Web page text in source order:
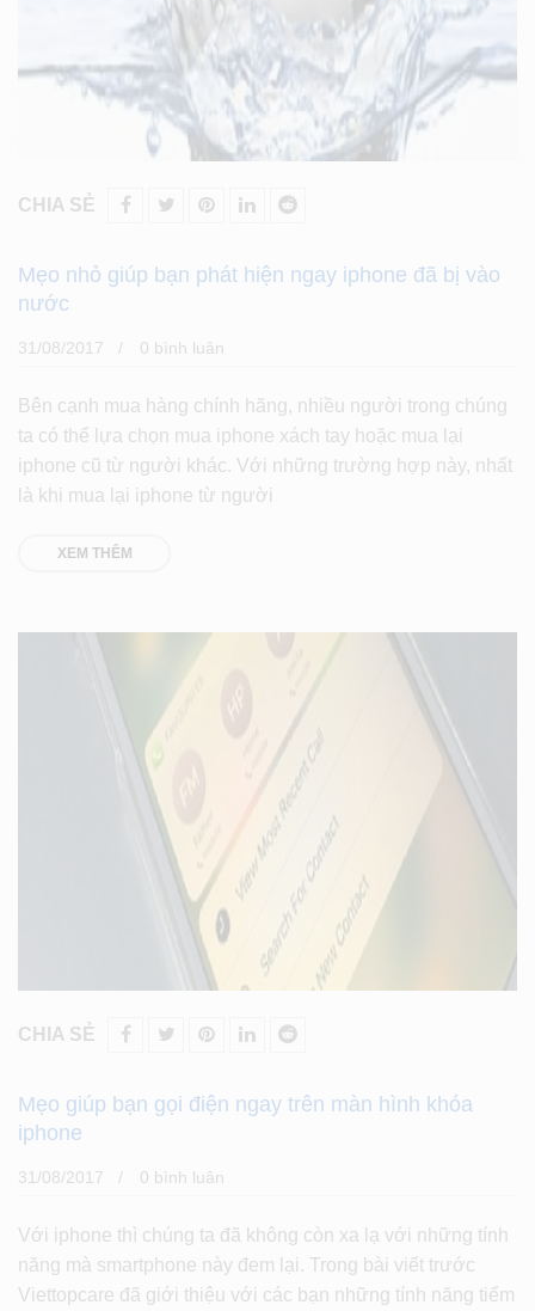
CHIA SẺ
Mẹo nhỏ giúp bạn phát hiện ngay iphone đã bị vào
nước
31/08/2017 0 bình luân
Bên cạnh mua hàng chính hãng, nhiều người trong chúng
ta có thể lựa chọn mua iphone xách tay hoặc mua lại
iphone cũ từ người khác. Với những trường hợp này, nhất
là khi mua lại iphone từ người
XEM THÊM
CHIA SẺ
Mẹo giúp bạn gọi điện ngay trên màn hình khóa
iphone
31/08/2017 0 bình luân
Với iphone thì chúng ta đã không còn xa lạ với những tính
năng mà smartphone này đem lại. Trong bài viết trước
Viettopcare đã giới thiệu với các bạn những tính năng tiểm